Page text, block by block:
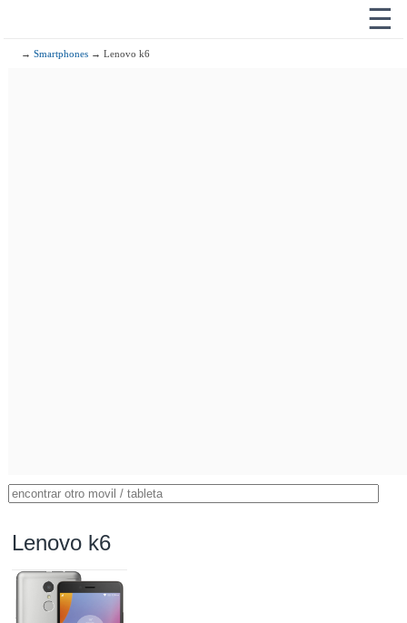
☰
→Smartphones → Lenovo k6
Lenovo k6